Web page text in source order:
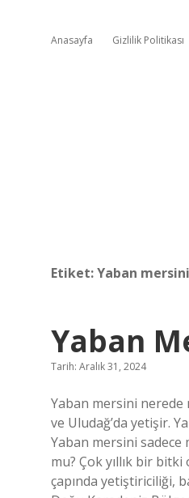
Anasayfa Gizlilik Politikası
Etiket:Yaban
Yaban
Tarih: Aralık 31, 2024
Yaban mersini nerede
ve Uludağ’da yetişir.
Yaban mersini sadece
mu? Çok yıllık bir
çapında yetiştiriciliği,